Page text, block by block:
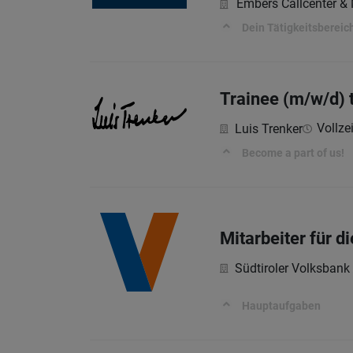
Embers Callcenter
Dein
Trainee (m/w/d)
Luis Trenker
Become a part of us!
Mitarbeiter für
Südtiroler Volksbank
Hauptaufgaben